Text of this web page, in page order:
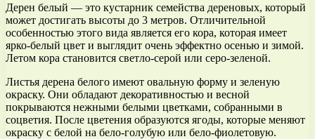
Дерен белый — это кустарник семейства дереновых, который
может достигать высоты до 3 метров. Отличительной
особенностью этого вида является его кора, которая имеет
ярко-белый цвет и выглядит очень эффектно осенью и зимой.
Летом кора становится светло-серой или серо-зеленой.
Листья дерена белого имеют овальную форму и зеленую
окраску. Они обладают декоративностью и весной
покрываются нежными белыми цветками, собранными в
соцветия. После цветения образуются ягоды, которые меняют
окраску с белой на бело-голубую или бело-фиолетовую.